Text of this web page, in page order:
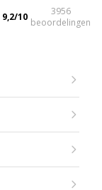
9,2/10
3956
beoordelingen